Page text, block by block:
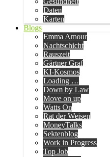
Daten
Karten
Blogs
Emma Amour
Nachtschicht
Rauszeit
Gärtner Graf
KI-Kosmos
Loading …
Down by Law
Move on up
Watts On
Rat der Weisen
MoneyTalks
Sektenblog
Work in Progress
Top Job